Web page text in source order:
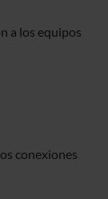
a los equipos
conexiones